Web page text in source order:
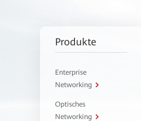
Produkte
Enterprise
Networking
Optisches
Networking